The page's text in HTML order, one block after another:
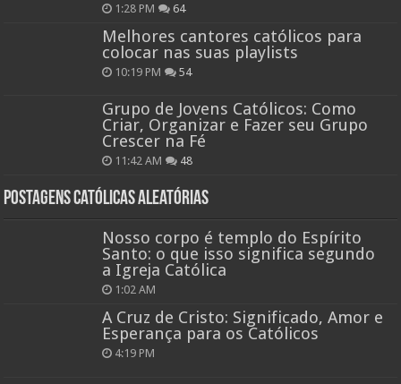
1:28 PM 64
Melhores cantores católicos para
colocar nas suas playlists
10:19 PM 54
Grupo de Jovens Católicos: Como
Criar, Organizar e Fazer seu Grupo
Crescer na Fé
11:42 AM 48
Postagens católicas aleatórias
Nosso corpo é templo do Espírito
Santo: o que isso significa segundo
a Igreja Católica
1:02 AM
A Cruz de Cristo: Significado, Amor e
Esperança para os Católicos
4:19 PM